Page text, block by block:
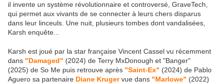
il invente un système révolutionnaire et controversé, GraveTech,
qui permet aux vivants de se connecter à leurs chers disparus
dans leur linceuls. Une nuit, plusieurs tombes dont vandalisées,
Karsh enquête...
Karsh est joué par la star française Vincent Cassel vu récemment
dans "Damaged" (2024) de Terry MxDonough et "Banger"
(2025) de So Me puis retrouve après "Saint-Ex" (2024) de Pablo
Aguero sa partenaire Diane Krugervue dans "Marlowe" (2022)